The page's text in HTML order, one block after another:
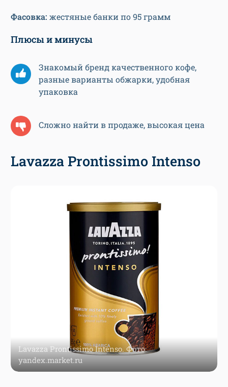
Фасовка: жестяные банки по 95 грамм
Плюсы и минусы
Знакомый бренд качественного кофе,
разные варианты обжарки, удобная
упаковка
Сложно найти в продаже, высокая цена
Lavazza Prontissimo Intenso
Lavazza Prontissimo Intenso. Фото:
yandex.market.ru